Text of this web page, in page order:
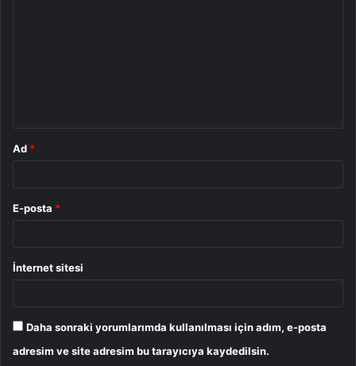
Ad *
E-posta *
İnternet sitesi
Daha sonraki yorumlarımda kullanılması için adım, e-posta
adresim ve site adresim bu tarayıcıya kaydedilsin.